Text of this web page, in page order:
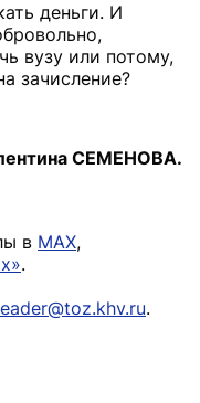
деньги. И
вузу или потому,
зачисление?
СЕМЕНОВА.
в MAX,
.
.